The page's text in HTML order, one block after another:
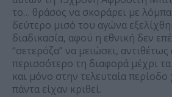
το… θράσος να σκοράρει με λόμπα
δεύτερο μισό του αγώνα
διαδικασία, αφού η εθνική δεν
“σετερόζα” να μειώσει,
περισσότερο τη διαφορά μέχρι
και μόνο στην τελευταία
πάντα είχαν κριθεί.